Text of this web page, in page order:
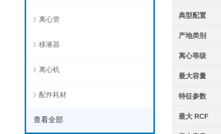
离心管
移液器
离心机
配件耗材
查看全部
典型配置
产地类别
离心等级
最大容量
特征参数
最大 RCF